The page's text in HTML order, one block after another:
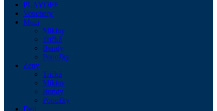
PLAYOFF
Vouchery
Muži
Mikiny
Tričká
Bundy
Ponožky
Ženy
Tričká
Mikiny
Bundy
Ponožky
Deti